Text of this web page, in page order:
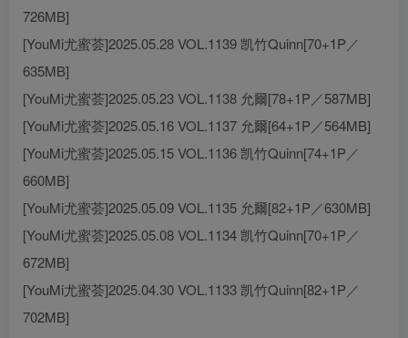
726MB]
[YouMi尤蜜荟]2025.05.28 VOL.1139 凯竹Quinn[70+1P／
635MB]
[YouMi尤蜜荟]2025.05.23 VOL.1138 允爾[78+1P／587MB]
[YouMi尤蜜荟]2025.05.16 VOL.1137 允爾[64+1P／564MB]
[YouMi尤蜜荟]2025.05.15 VOL.1136 凯竹Quinn[74+1P／
660MB]
[YouMi尤蜜荟]2025.05.09 VOL.1135 允爾[82+1P／630MB]
[YouMi尤蜜荟]2025.05.08 VOL.1134 凯竹Quinn[70+1P／
672MB]
[YouMi尤蜜荟]2025.04.30 VOL.1133 凯竹Quinn[82+1P／
702MB]